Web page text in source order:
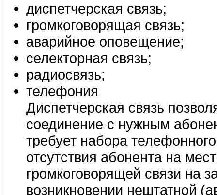
диспетчерская связь;
громкоговорящая связь;
аварийное оповещение;
селекторная связь;
радиосвязь;
телефония
Диспетчерская связь
соединение с нужным
требует набора
отсутствия абонента на
громкоговорящей связи на
возникновении нештатной